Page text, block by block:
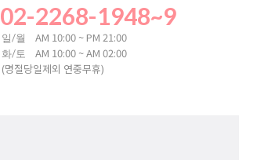
02-2268-1948~9
일/월 AM 10:00 ~ PM 21:00
화/토
AM 10:00 ~ AM 02:00
(명절당일제외 연중무휴)